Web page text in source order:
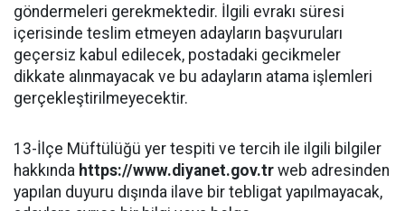
göndermeleri gerekmektedir. İlgili evrakı süresi
içerisinde teslim etmeyen adayların başvuruları
geçersiz kabul edilecek, postadaki gecikmeler
dikkate alınmayacak ve bu adayların atama işlemleri
gerçekleştirilmeyecektir.
13-İlçe Müftülüğü yer tespiti ve tercih ile ilgili bilgiler
hakkında https://www.diyanet.gov.tr web adresinden
yapılan duyuru dışında ilave bir tebligat yapılmayacak,